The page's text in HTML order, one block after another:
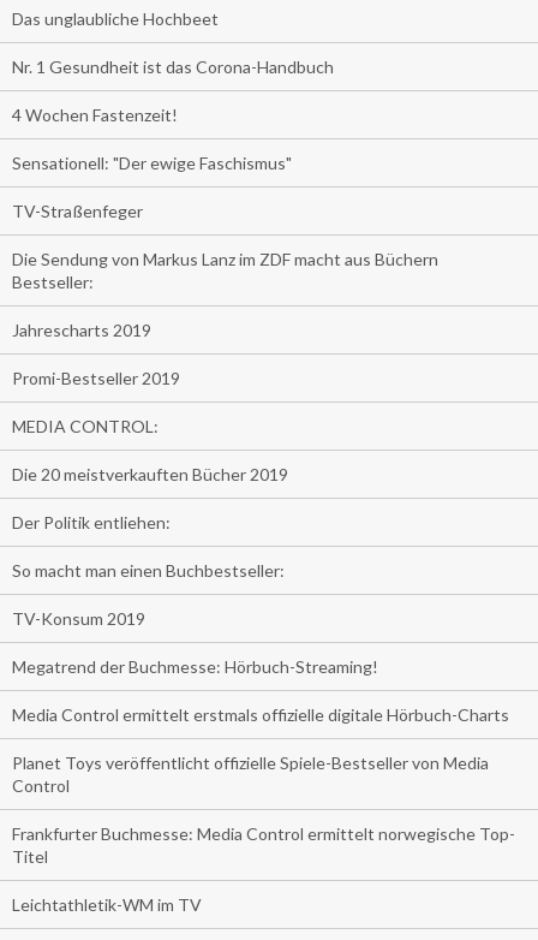
Das unglaubliche Hochbeet
Nr. 1 Gesundheit ist das Corona-Handbuch
4 Wochen Fastenzeit!
Sensationell: "Der ewige Faschismus"
TV-Straßenfeger
Die Sendung von Markus Lanz im ZDF macht aus Büchern
Bestseller:
Jahrescharts 2019
Promi-Bestseller 2019
MEDIA CONTROL:
Die 20 meistverkauften Bücher 2019
Der Politik entliehen:
So macht man einen Buchbestseller:
TV-Konsum 2019
Megatrend der Buchmesse: Hörbuch-Streaming!
Media Control ermittelt erstmals offizielle digitale Hörbuch-Charts
Planet Toys veröffentlicht offizielle Spiele-Bestseller von Media
Control
Frankfurter Buchmesse: Media Control ermittelt norwegische Top-
Titel
Leichtathletik-WM im TV